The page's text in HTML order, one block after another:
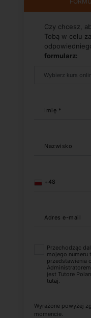
Czy chcesz,
Tobą w celu
formularz:
Imię *
Nazwisko
+48
Adres e-mail
Przechodząc
mojego numeru
przedstawienia
jest Tutore
tutaj.
Wyrażone powyżej
momencie.